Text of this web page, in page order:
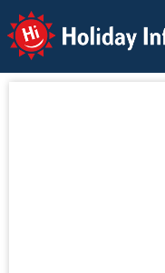
Holiday Info